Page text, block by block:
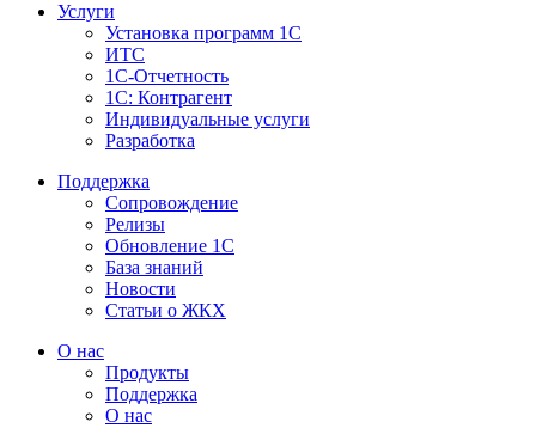
Услуги
Установка программ 1С
ИТС
1С-Отчетность
1С: Контрагент
Индивидуальные услуги
Разработка
Поддержка
Сопровождение
Релизы
Обновление 1С
База знаний
Новости
Статьи о ЖКХ
О нас
Продукты
Поддержка
О нас